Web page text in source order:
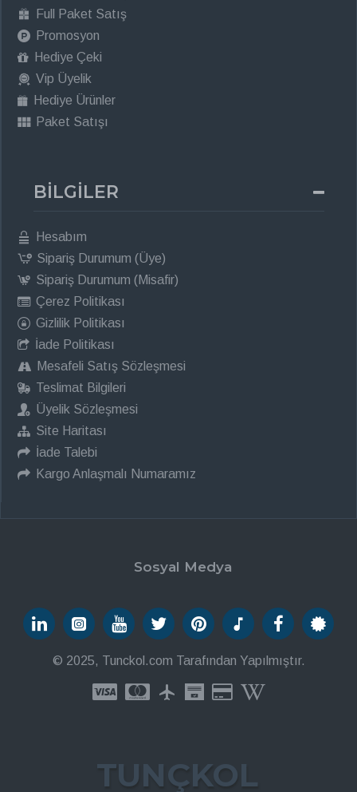
Full Paket Satış
Promosyon
Hediye Çeki
Vip Üyelik
Hediye Ürünler
Paket Satışı
BİLGİLER
Hesabım
Sipariş Durumum (Üye)
Sipariş Durumum (Misafir)
Çerez Politikası
Gizlilik Politikası
İade Politikası
Mesafeli Satış Sözleşmesi
Teslimat Bilgileri
Üyelik Sözleşmesi
Site Haritası
İade Talebi
Kargo Anlaşmalı Numaramız
Sosyal Medya
© 2025, Tunckol.com Tarafından Yapılmıştır.
TUNÇKOL